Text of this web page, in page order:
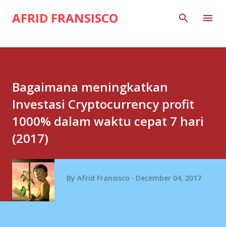
Skip to main content
AFRID FRANSISCO
Bagaimana meningkatkan
Investasi Cryptocurrency profit
1000% dalam waktu cepat 7 hari
(2017)
By Afrid Fransisco December 04, 2017